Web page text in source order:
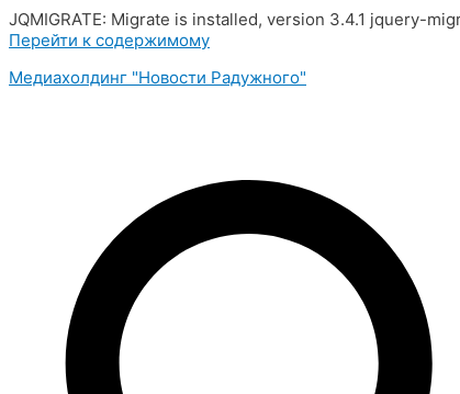
JQMIGRATE: Migrate is installed, version 3.4.1 jquery-
Перейти к содержимому
Медиахолдинг "Новости Радужного"